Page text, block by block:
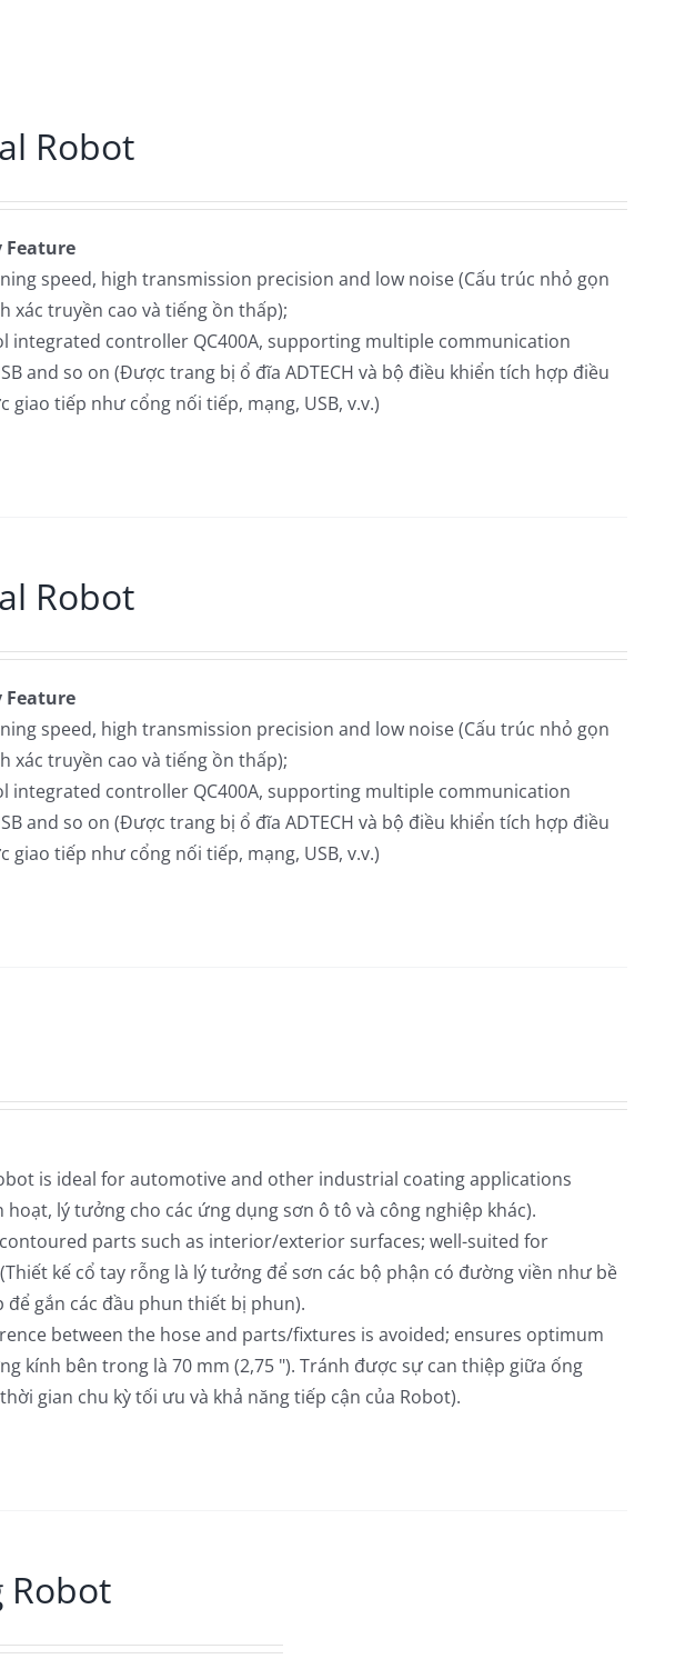
Robot
Feature
speed, high transmission precision and low noise (Cấu trúc nhỏ gọn
xác truyền cao và tiếng ồn thấp);
integrated controller QC400A, supporting multiple communication
and so on (Được trang bị ổ đĩa ADTECH và bộ điều khiển tích hợp điều
tiếp như cổng nối tiếp, mạng, USB, v.v.)
Robot
Feature
speed, high transmission precision and low noise (Cấu trúc nhỏ gọn
xác truyền cao và tiếng ồn thấp);
integrated controller QC400A, supporting multiple communication
and so on (Được trang bị ổ đĩa ADTECH và bộ điều khiển tích hợp điều
tiếp như cổng nối tiếp, mạng, USB, v.v.)
is ideal for automotive and other industrial coating applications
hoạt, lý tưởng cho các ứng dụng sơn ô tô và công nghiệp khác).
parts such as interior/exterior surfaces; well-suited for
kế cổ tay rỗng là lý tưởng để sơn các bộ phận có đường viền như bề
gắn các đầu phun thiết bị phun).
between the hose and parts/fixtures is avoided; ensures optimum
kính bên trong là 70 mm (2,75 "). Tránh được sự can thiệp giữa ống
gian chu kỳ tối ưu và khả năng tiếp cận của Robot).
Robot